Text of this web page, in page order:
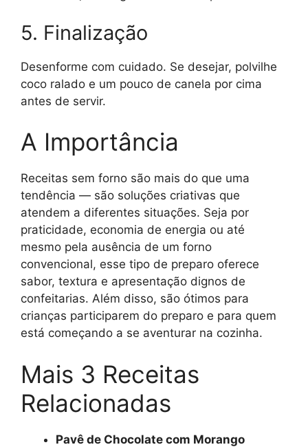
5. Finalização
Desenforme com cuidado. Se desejar, polvilhe
coco ralado e um pouco de canela por cima
antes de servir.
A Importância
Receitas sem forno são mais do que uma
tendência — são soluções criativas que
atendem a diferentes situações. Seja por
praticidade, economia de energia ou até
mesmo pela ausência de um forno
convencional, esse tipo de preparo oferece
sabor, textura e apresentação dignos de
confeitarias. Além disso, são ótimos para
crianças participarem do preparo e para quem
está começando a se aventurar na cozinha.
Mais 3 Receitas
Relacionadas
Pavê de Chocolate com Morango